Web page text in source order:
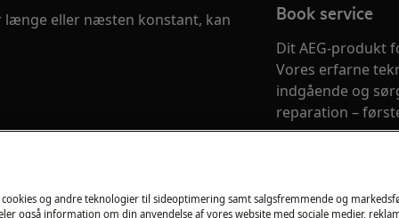
længe eller næsten konstant, kan Book service
Dit AEG-produkt
Vores erfarne
indgående og
reparation –
cookies og andre teknologier til sideoptimering samt salgsfremmende og
også information om din anvendelse af vores website med sociale medier,